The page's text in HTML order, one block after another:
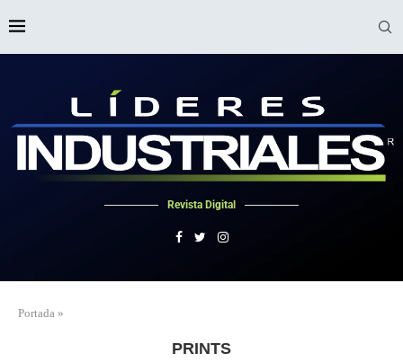
Revista Digital
Portada »
PRINTS